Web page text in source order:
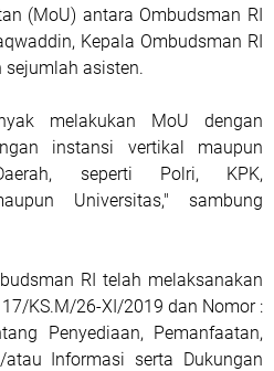
(MoU) antara Ombudsman RI
Kepala Ombudsman RI
asisten.
melakukan MoU dengan
instansi vertikal maupun
seperti Polri, KPK,
Universitas," sambung
RI telah melaksanakan
KS.M/26-XI/2019 dan Nomor :
Penyediaan, Pemanfaatan,
Informasi serta Dukungan